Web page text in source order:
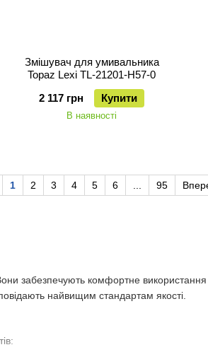
забезпечують комфортне
найвищим стандартам якості.
Змішувач для умивальника
Topaz Lexi TL-21201-H57-0
2 117 грн
Купити
В наявності
1 2 3 4 5 6 95